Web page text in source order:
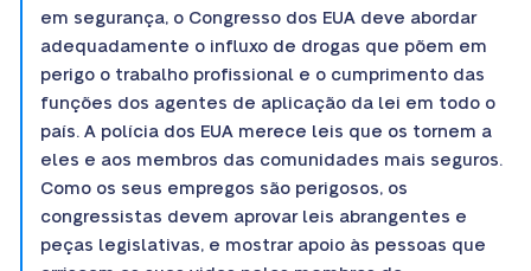
em segurança, o Congresso dos EUA deve abordar
adequadamente o influxo de drogas que põem em
perigo o trabalho profissional e o cumprimento das
funções dos agentes de aplicação da lei em todo o
país. A polícia dos EUA merece leis que os tornem a
eles e aos membros das comunidades mais seguros.
Como os seus empregos são perigosos, os
congressistas devem aprovar leis abrangentes e
peças legislativas, e mostrar apoio às pessoas que